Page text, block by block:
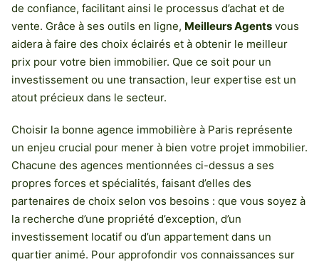
de confiance, facilitant ainsi le processus d’achat et de
vente. Grâce à ses outils en ligne, Meilleurs Agents vous
aidera à faire des choix éclairés et à obtenir le meilleur
prix pour votre bien immobilier. Que ce soit pour un
investissement ou une transaction, leur expertise est un
atout précieux dans le secteur.
Choisir la bonne agence immobilière à Paris représente
un enjeu crucial pour mener à bien votre projet immobilier.
Chacune des agences mentionnées ci-dessus a ses
propres forces et spécialités, faisant d’elles des
partenaires de choix selon vos besoins : que vous soyez à
la recherche d’une propriété d’exception, d’un
investissement locatif ou d’un appartement dans un
quartier animé. Pour approfondir vos connaissances sur